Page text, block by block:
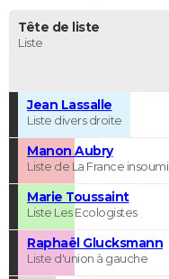
Tête de liste
Liste
Jean Lassalle
Liste divers droite
Manon Aubry
Liste de La France
Marie Toussaint
Liste Les Ecologistes
Raphaël Glucksmann
Liste d'union à gauche